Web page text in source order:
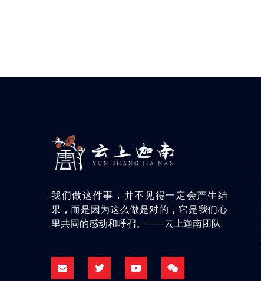
我们做这件事，并不见得一定会产生结
果，而是因为这么做是对的，它是我们心
里共同的感动和呼召。——云上迦南团队